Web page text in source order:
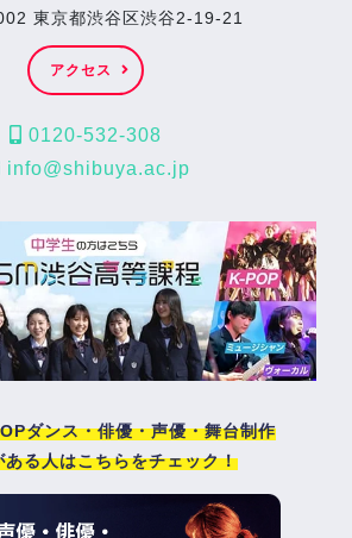
東京都渋谷区渋谷2-19-21
アクセス
0120-532-308
info@shibuya.ac.jp
ダンス・俳優・声優・舞台制作
ある人はこちらをチェック！